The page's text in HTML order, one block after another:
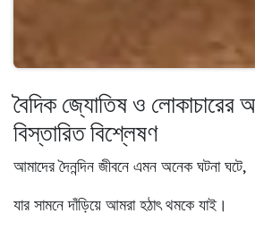
বৈদিক জ্যোতিষ ও
বিস্তারিত বিশ্লেষণ
আমাদের দৈনন্দিন জীবনে এমন অনেক ঘটনা ঘটে,
যার সামনে দাঁড়িয়ে আমরা হঠাৎ থমকে যাই।